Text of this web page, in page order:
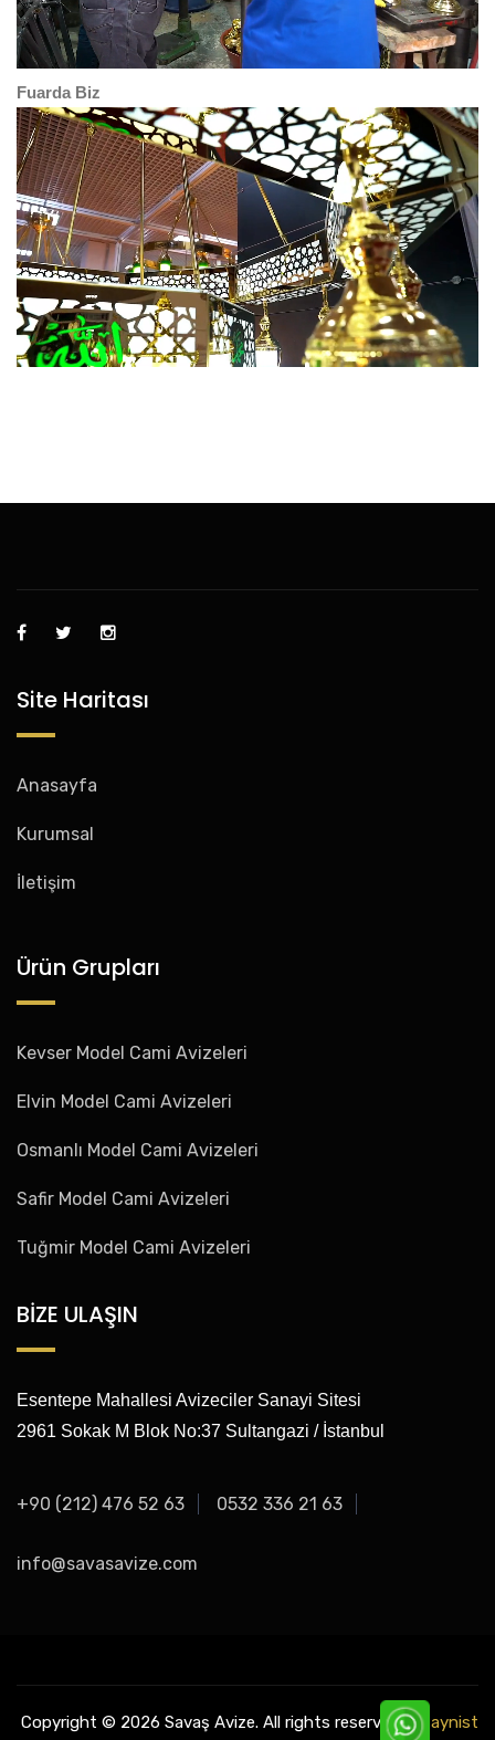
Fuarda Biz
Site Haritası
Anasayfa
Kurumsal
İletişim
Ürün Grupları
Kevser Model Cami Avizeleri
Elvin Model Cami Avizeleri
Osmanlı Model Cami Avizeleri
Safir Model Cami Avizeleri
Tuğmir Model Cami Avizeleri
BİZE ULAŞIN
Esentepe Mahallesi Avizeciler Sanayi Sitesi
2961 Sokak M Blok No:37 Sultangazi / İstanbul
+90 (212) 476 52 63 0532 336 21 63
info@savasavize.com
Copyright © 2026 Savaş Avize. All rights reserved.Dizaynist